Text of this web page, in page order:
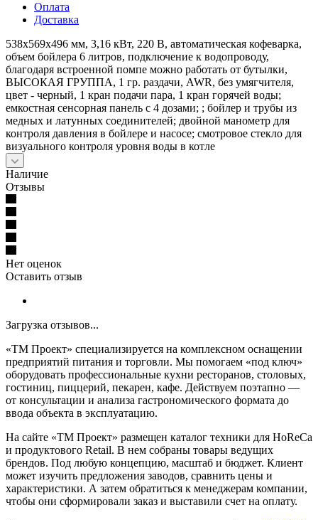
Оплата
Доставка
538x569x496 мм, 3,16 кВт, 220 В, автоматическая кофеварка,
объем бойлера 6 литров, подключение к водопроводу,
благодаря встроенной помпе можно работать от бутылки,
ВЫСОКАЯ ГРУППА, 1 гр. раздачи, AWR, без умягчителя,
цвет - черный, 1 кран подачи пара, 1 кран горячей воды;
емкостная сенсорная панель с 4 дозами; ; бойлер и трубы из
медных и латунных соединителей; двойной манометр для
контроля давления в бойлере и насосе; смотровое стекло для
визуального контроля уровня воды в котле
Наличие
Отзывы
Нет оценок
Оставить отзыв
Загрузка отзывов...
«ТМ Проект» специализируется на комплексном оснащении
предприятий питания и торговли. Мы помогаем «под ключ»
оборудовать профессиональные кухни ресторанов, столовых,
гостиниц, пиццерий, пекарен, кафе. Действуем поэтапно —
от консультации и анализа гастрономического формата до
ввода объекта в эксплуатацию.
На сайте «ТМ Проект» размещен каталог техники для HoReCa
и продуктового Retail. В нем собраны товары ведущих
брендов. Под любую концепцию, масштаб и бюджет. Клиент
может изучить предложения заводов, сравнить цены и
характеристики. А затем обратиться к менеджерам компании,
чтобы они сформировали заказ и выставили счет на оплату.